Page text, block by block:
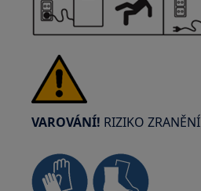
VAROVÁNÍ! RIZIKO ZRANĚNÍ